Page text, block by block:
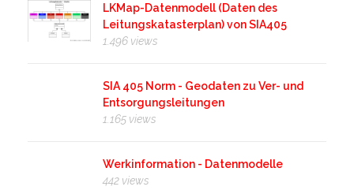
LKMap-Datenmodell (Daten des
Leitungskatasterplan) von SIA405
1.496 views
SIA 405 Norm - Geodaten zu Ver- und
Entsorgungsleitungen
1.165 views
Werkinformation - Datenmodelle
442 views